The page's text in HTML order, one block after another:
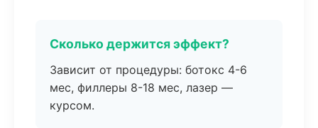
Сколько держится эффект?
Зависит от процедуры: ботокс 4-6
мес, филлеры 8-18 мес, лазер —
курсом.